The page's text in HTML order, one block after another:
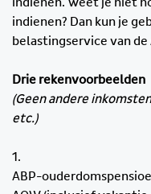
indienen. Weet je niet
indienen? Dan kun je
belastingservice van de
Drie rekenvoorbeelden
(Geen andere
etc.)
1.
ABP-